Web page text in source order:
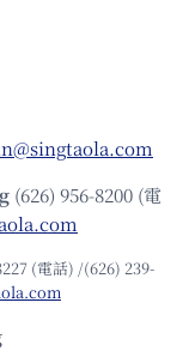
(626) 956-8200 (電
(電話) /(626) 239-